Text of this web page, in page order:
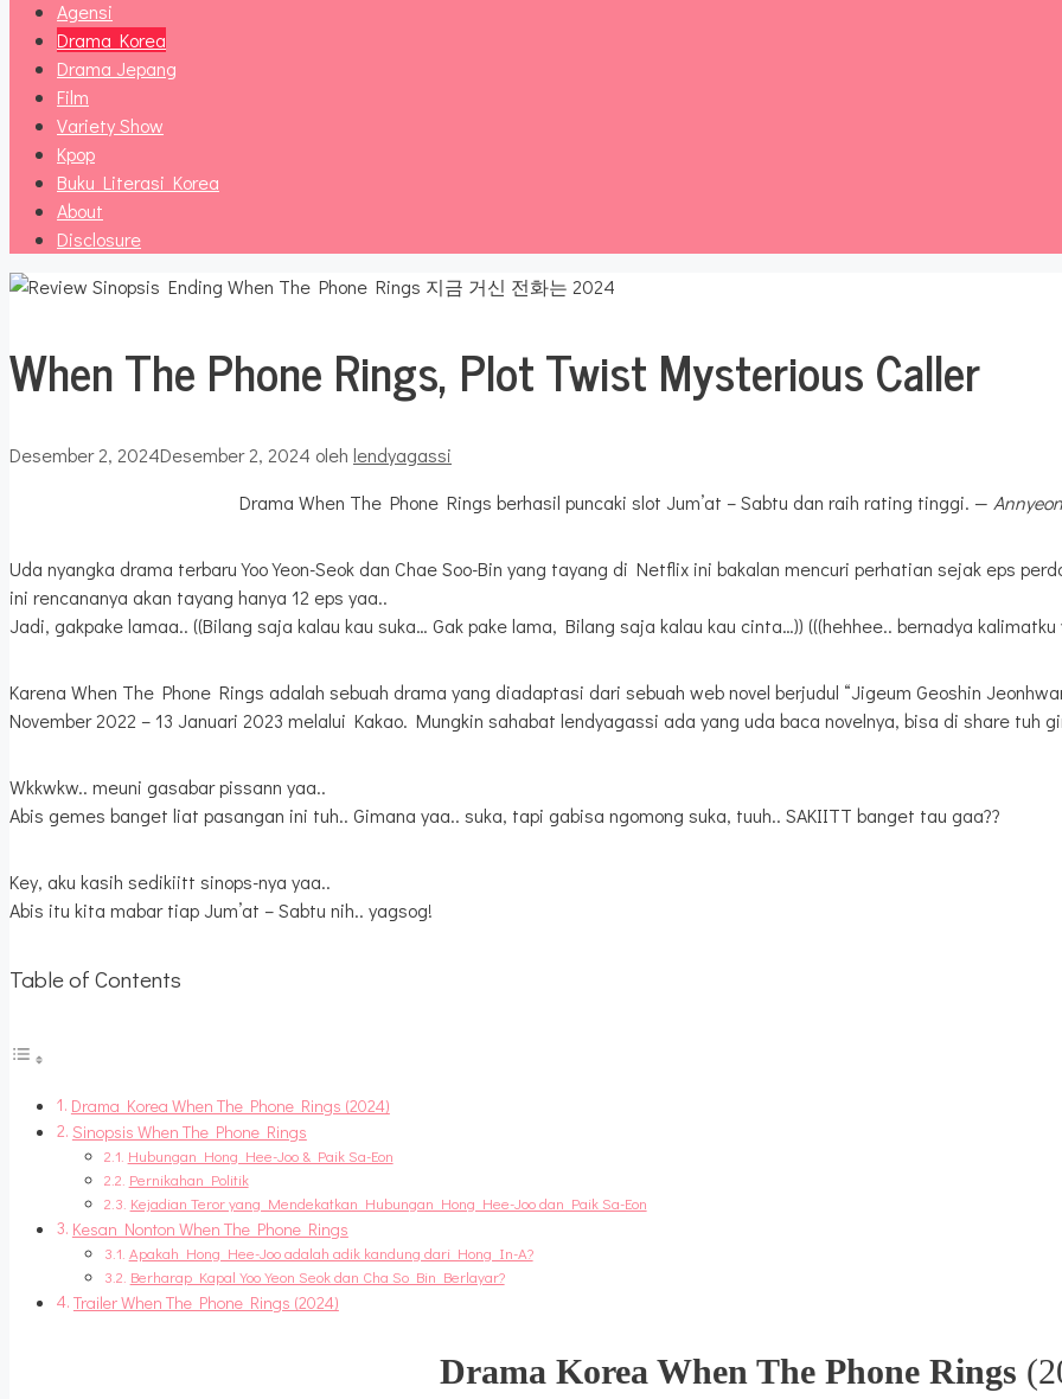
Agensi
Drama Korea
Drama Jepang
Film
Variety Show
Kpop
Buku Literasi Korea
About
Disclosure
When The Phone Rings, Plot Twist Mysterious Caller
Desember 2, 2024Desember 2, 2024 oleh lendyagassi
Drama When The Phone Rings berhasil puncaki slot Jum’at – Sabtu dan raih rating tinggi. —
Uda nyangka drama terbaru Yoo Yeon-Seok dan Chae Soo-Bin yang tayang di Netflix ini bakalan mencuri perhatian sejak eps
ini rencananya akan tayang hanya 12 eps yaa..
Jadi, gakpake lamaa.. ((Bilang saja kalau kau suka… Gak pake lama, Bilang saja kalau kau cinta…)) (((hehhee.. bernadya kalimatku
Karena When The Phone Rings adalah sebuah drama yang diadaptasi dari sebuah web novel berjudul “Jigeum Geoshin
November 2022 – 13 Januari 2023 melalui Kakao. Mungkin sahabat lendyagassi ada yang uda baca novelnya, bisa di share tuh
Wkkwkw.. meuni gasabar pissann yaa..
Abis gemes banget liat pasangan ini tuh.. Gimana yaa.. suka, tapi gabisa ngomong suka, tuuh.. SAKIITT banget tau gaa??
Key, aku kasih sedikiitt sinops-nya yaa..
Abis itu kita mabar tiap Jum’at – Sabtu nih.. yagsog!
Table of Contents
Drama Korea When The Phone Rings (2024)
Sinopsis When The Phone Rings
Hubungan Hong Hee-Joo & Paik Sa-Eon
Pernikahan Politik
Kejadian Teror yang Mendekatkan Hubungan Hong Hee-Joo dan Paik Sa-Eon
Kesan Nonton When The Phone Rings
Apakah Hong Hee-Joo adalah adik kandung dari Hong In-A?
Berharap Kapal Yoo Yeon Seok dan Cha So Bin Berlayar?
Trailer When The Phone Rings (2024)
Drama Korea When The Phone Rings